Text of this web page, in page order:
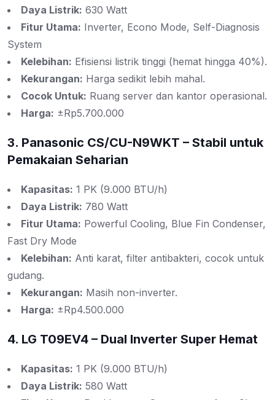
Daya Listrik: 630 Watt
Fitur Utama: Inverter, Econo Mode, Self-Diagnosis
System
Kelebihan: Efisiensi listrik tinggi (hemat hingga 40%).
Kekurangan: Harga sedikit lebih mahal.
Cocok Untuk: Ruang server dan kantor operasional.
Harga: ±Rp5.700.000
3. Panasonic CS/CU-N9WKT – Stabil untuk
Pemakaian Seharian
Kapasitas: 1 PK (9.000 BTU/h)
Daya Listrik: 780 Watt
Fitur Utama: Powerful Cooling, Blue Fin Condenser,
Fast Dry Mode
Kelebihan: Anti karat, filter antibakteri, cocok untuk
gudang.
Kekurangan: Masih non-inverter.
Harga: ±Rp4.500.000
4. LG T09EV4 – Dual Inverter Super Hemat
Kapasitas: 1 PK (9.000 BTU/h)
Daya Listrik: 580 Watt